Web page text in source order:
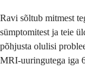
Ravi sõltub mitmest
sümptomitest ja teie
põhjusta olulisi
MRI-uuringutega iga